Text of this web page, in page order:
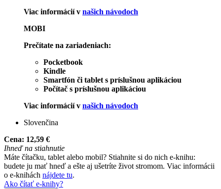
Viac informácií v našich návodoch
MOBI
Prečítate na zariadeniach:
Pocketbook
Kindle
Smartfón či tablet s príslušnou aplikáciou
Počítač s príslušnou aplikáciou
Viac informácií v našich návodoch
Slovenčina
Cena: 12,59 €
Ihneď na stiahnutie
Máte čítačku, tablet alebo mobil? Stiahnite si do nich e-knihu:
budete ju mať hneď a ešte aj ušetríte život stromom. Viac informácii
o e-knihách nájdete tu.
Ako čítať e-knihy?